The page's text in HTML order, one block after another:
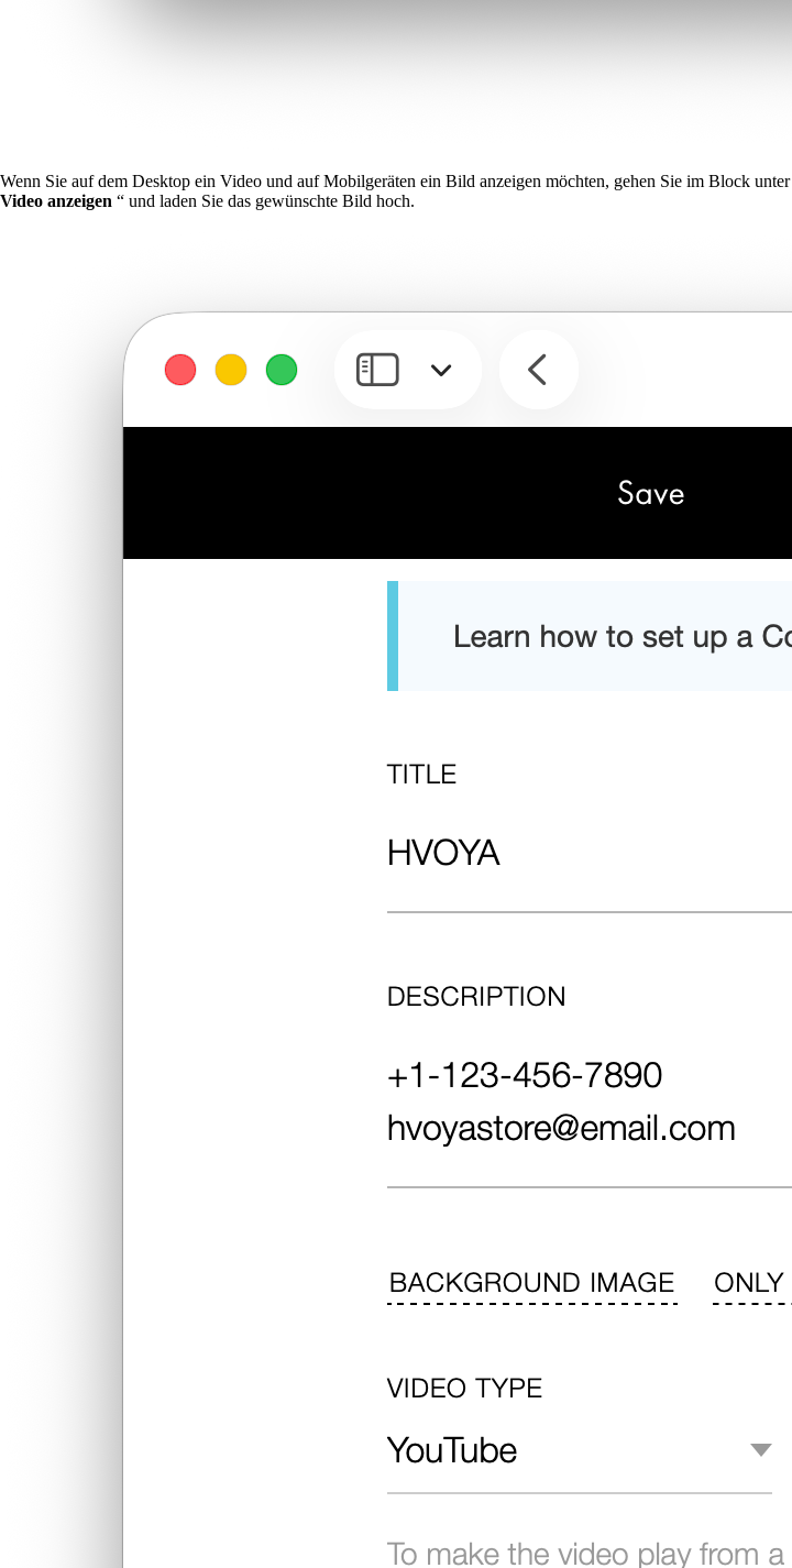
Wenn Sie auf dem Desktop ein Video und auf Mobilgeräten ein Bild anzeigen möchten, gehen Sie im Block unter
Video anzeigen “ und laden Sie das gewünschte Bild hoch.